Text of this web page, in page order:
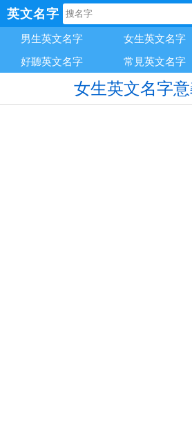
英文名字
男生英文名字 女生英文名字
好聽英文名字
常見英文名字
女生英文名字